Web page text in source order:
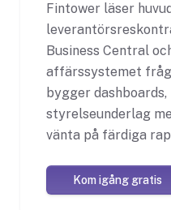
Fintower läser
Business Central
affärssystemet
bygger
styrelseunderlag
vänta på färdiga
Kom igång gratis